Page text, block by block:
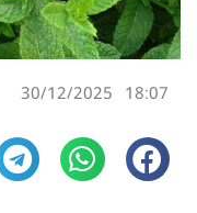
18:07
30/12/2025